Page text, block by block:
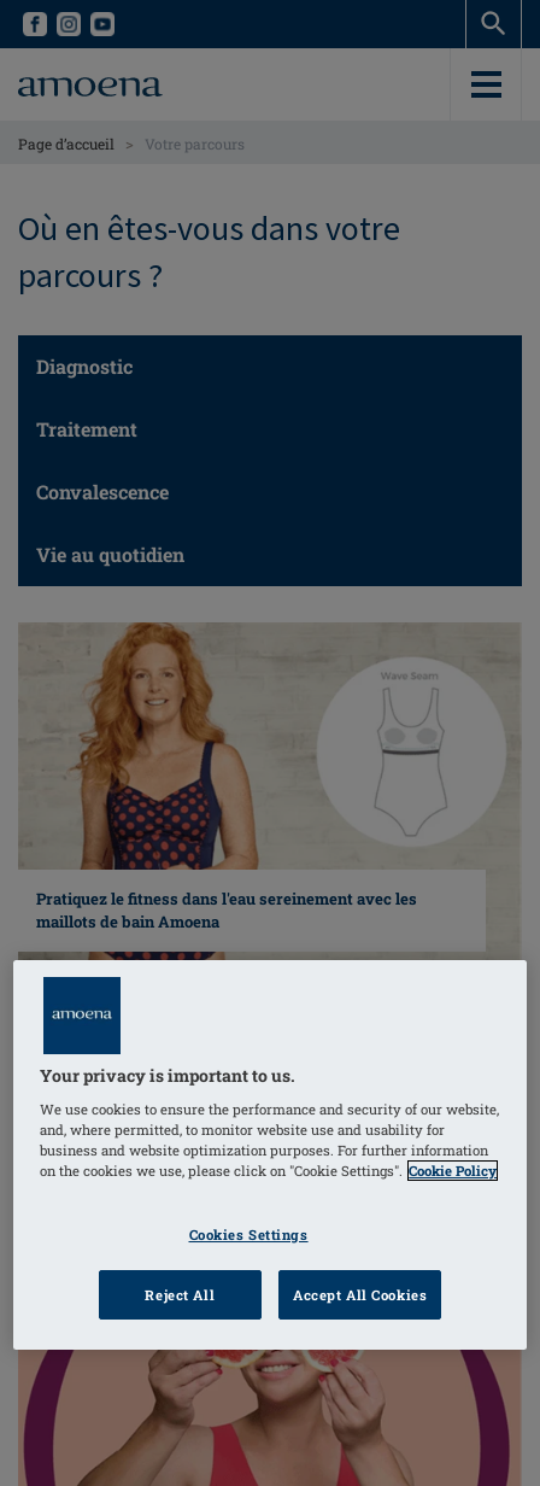
Skip
content
Skip
content
Page d’accueil > Votre parcours
Où en êtes-vous dans votre
parcours ?
Diagnostic
Traitement
Convalescence
Vie au quotidien
Pratiquez le fitness dans l'eau sereinement avec les
maillots de bain Amoena
EN SAVOIR PLUS
Your privacy is important to us.
We use cookies to ensure the performance and security of our website,
and, where permitted, to monitor website use and usability for
business and website optimization purposes. For further information
on the cookies we use, please click on "Cookie Settings". Cookie Policy
Cookies Settings
Reject All Accept All Cookies